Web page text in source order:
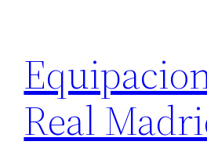
contenido
Real